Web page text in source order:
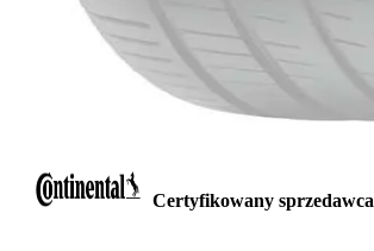
Certyfikowany sprzedawca